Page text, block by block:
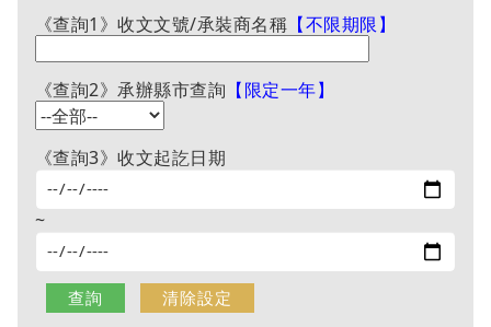
《查詢1》收文文號/承裝商名稱 【不限期限】
《查詢2》承辦縣市查詢 【限定一年】
《查詢3》收文起訖日期
~